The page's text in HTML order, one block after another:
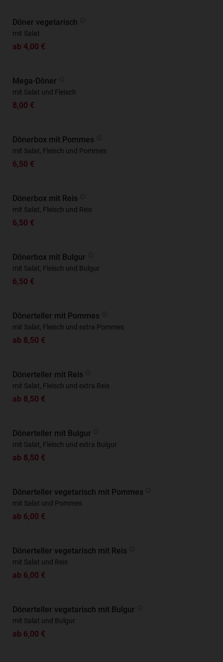
Döner vegetarisch
mit Salat
ab 4,00 €
Mega-Döner
mit Salat und Fleisch
8,00 €
Dönerbox mit Pommes
mit Salat, Fleisch und Pommes
6,50 €
Dönerbox mit Reis
mit Salat, Fleisch und Reis
6,50 €
Dönerbox mit Bulgur
mit Salat, Fleisch und Bulgur
6,50 €
Dönerteller mit Pommes
mit Salat, Fleisch und extra Pommes
ab 8,50 €
Dönerteller mit Reis
mit Salat, Fleisch und extra Reis
ab 8,50 €
Dönerteller mit Bulgur
mit Salat, Fleisch und extra Bulgur
ab 8,50 €
Dönerteller vegetarisch mit Pommes
mit Salat und Pommes
ab 6,00 €
Dönerteller vegetarisch mit Reis
mit Salat und Reis
ab 6,00 €
Dönerteller vegetarisch mit Bulgur
mit Salat und Bulgur
ab 6,00 €